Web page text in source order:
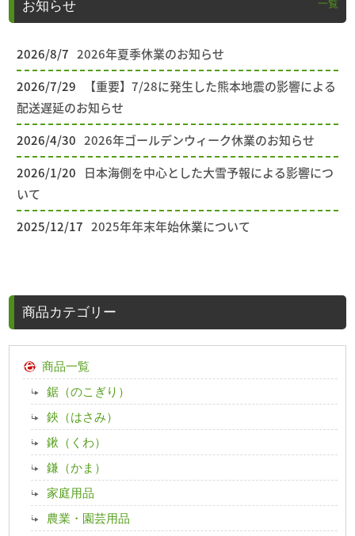
お知らせ 一覧
2026/8/7 2026年夏季休業のお知らせ
2026/7/29
【重要】7/28に発生した熊本地震の影響による
配送遅延のお知らせ
2026/4/30 2026年ゴールデンウィーク休業のお知らせ
2026/1/20
日本海側を中心とした大雪予報による影響につ
いて
2025/12/17 2025年年末年始休業について
商品カテゴリー
商品一覧
鋸（のこぎり）
鋏（はさみ）
鍬（くわ）
鎌（かま）
家庭用品
農業・園芸用品